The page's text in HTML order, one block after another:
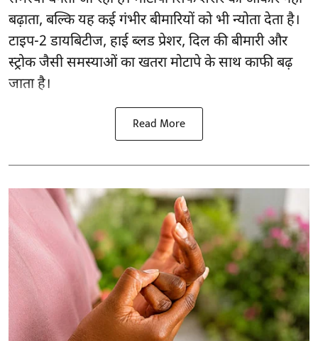
बढ़ाता, बल्कि यह कई गंभीर बीमारियों को भी न्योता देता है।
टाइप-2 डायबिटीज, हाई ब्लड प्रेशर, दिल की बीमारी और
स्ट्रोक जैसी समस्याओं का खतरा मोटापे के साथ काफी बढ़
जाता है।
Read More